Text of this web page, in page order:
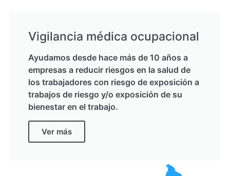
Vigilancia médica ocupacional
Ayudamos desde hace más de 10 años a
empresas a reducir riesgos en la salud de
los trabajadores con riesgo de exposición a
trabajos de riesgo y/o exposición de su
bienestar en el trabajo.
Ver más